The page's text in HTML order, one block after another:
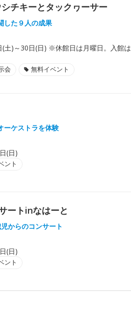
チキーとタックヮーサー
した９人の成果
(土)～30日(日) ※休館日は月曜日。入館は
会 無料イベント
ーケストラを体験
(日)
ント
ートinなはーと
からのコンサート
(日)
ント